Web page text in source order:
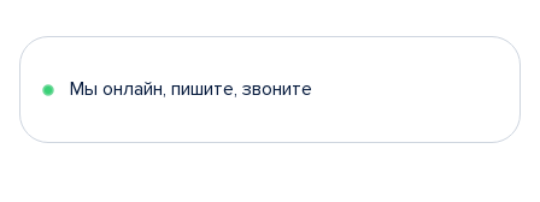
5
Мы онлайн, пишите, звоните